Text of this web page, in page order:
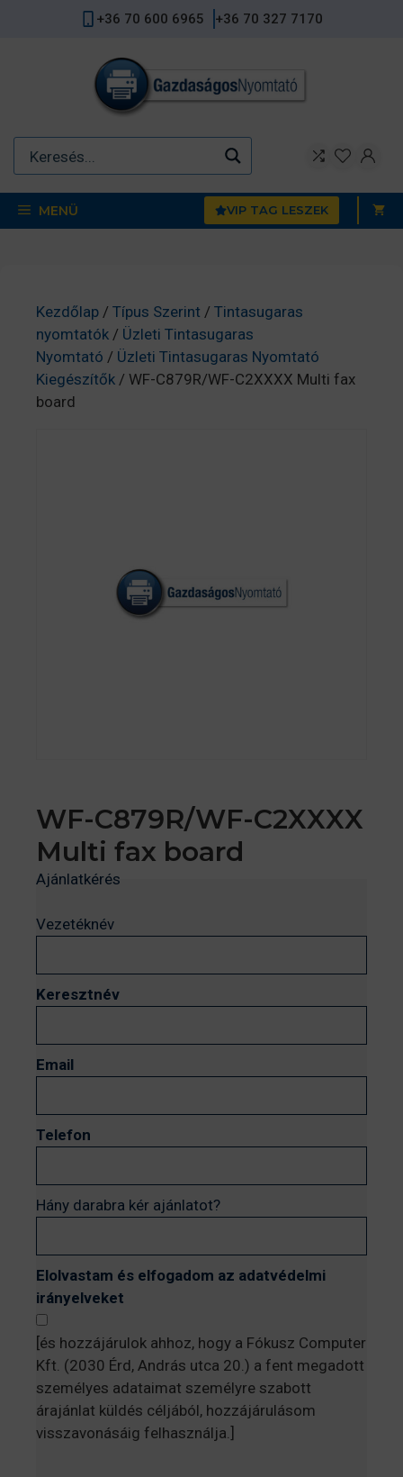
+36 70 600 6965 +36 70 327 7170
MENÜ VIP TAG LESZEK
Kezdőlap / Típus Szerint / Tintasugaras
nyomtatók / Üzleti Tintasugaras
Nyomtató / Üzleti Tintasugaras Nyomtató
Kiegészítők / WF-C879R/WF-C2XXXX Multi fax
board
WF-C879R/WF-C2XXXX
Multi fax board
Ajánlatkérés
Vezetéknév
Keresztnév
Email
Telefon
Hány darabra kér ajánlatot?
Elolvastam és elfogadom az adatvédelmi
irányelveket
[és hozzájárulok ahhoz, hogy a Fókusz Computer
Kft. (2030 Érd, András utca 20.) a fent megadott
személyes adataimat személyre szabott
árajánlat küldés céljából, hozzájárulásom
visszavonásáig felhasználja.]